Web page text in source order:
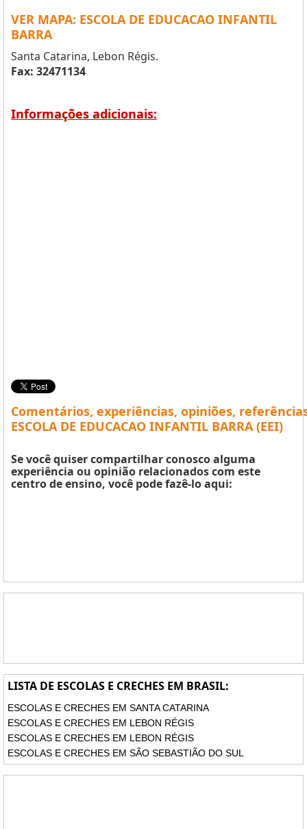
VER MAPA: ESCOLA DE EDUCACAO INFANTIL
BARRA
Santa Catarina, Lebon Régis.
Fax: 32471134
Informações adicionais:
Comentários, experiências, opiniões,
ESCOLA DE EDUCACAO INFANTIL BARRA (EEI)
Se você quiser compartilhar conosco alguma
experiência ou opinião relacionados com este
centro de ensino, você pode fazê-lo aqui:
LISTA DE ESCOLAS E CRECHES EM BRASIL:
ESCOLAS E CRECHES EM SANTA CATARINA
ESCOLAS E CRECHES EM LEBON RÉGIS
ESCOLAS E CRECHES EM LEBON RÉGIS
ESCOLAS E CRECHES EM SÃO SEBASTIÃO DO SUL